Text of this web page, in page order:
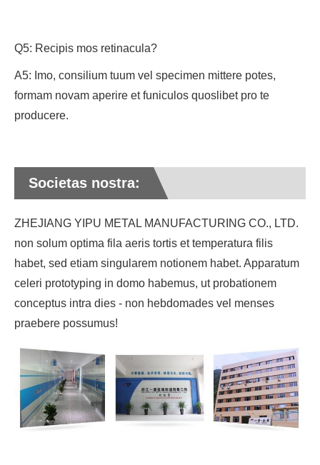
Q5: Recipis mos retinacula?
A5: Imo, consilium tuum vel specimen mittere potes,
formam novam aperire et funiculos quoslibet pro te
producere.
Societas nostra:
ZHEJIANG YIPU METAL MANUFACTURING CO., LTD.
non solum optima fila aeris tortis et temperatura filis
habet, sed etiam singularem notionem habet. Apparatum
celeri prototyping in domo habemus, ut probationem
conceptus intra dies - non hebdomades vel menses
praebere possumus!